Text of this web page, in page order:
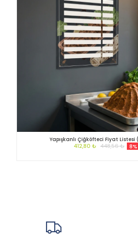
Yapışkanlı Çiğköfteci Fiyat Listesi
412,80 ₺ 448,56 ₺ 8%